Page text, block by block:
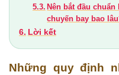
Nên bắt đầu
chuyến bay bao
Lời kết
Những quy định